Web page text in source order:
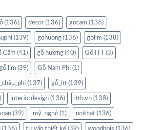
(136) decor (136) gocam (136)
(139) gohuong (136) golim (138)
Cẩm (41) gỗ hương (40) Gỗ ITT (3)
gỗ lim (39) Gỗ Nam Phi (1)
(137) gỗ_itt (139)
interiordesign (136) ittb.vn (138)
(39) mỹ_nghệ (1) noithat (136)
(136) tư vấn thiết kế (39) woodbois (136)